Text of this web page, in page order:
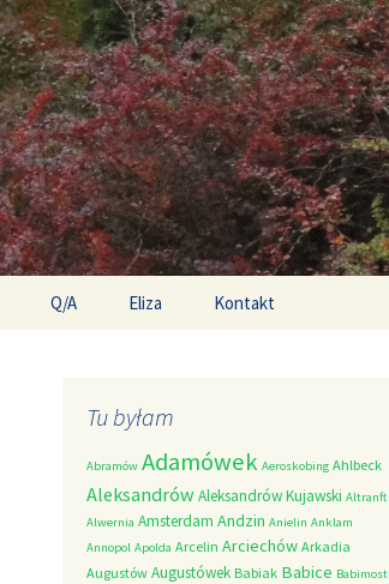
Q/A Eliza Kontakt
Tu byłam
Abramów Adamówek Aeroskobing Ahlbeck
AleksandrówAleksandrów Kujawski Altranft
Alwernia Amsterdam Andzin Anielin Anklam
Annopol Apolda Arcelin Arciechów Arkadia
Augustów Augustówek Babiak Babice Babimost